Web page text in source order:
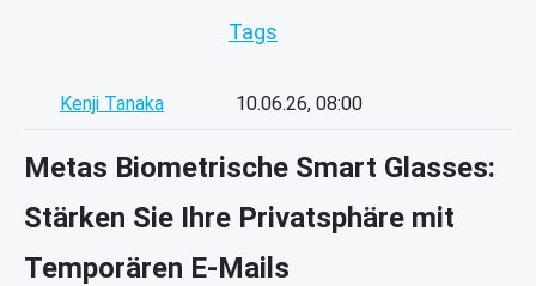
Tags
Kenji Tanaka 10.06.26, 08:00
Metas Biometrische Smart Glasses:
Stärken Sie Ihre Privatsphäre mit
Temporären E-Mails